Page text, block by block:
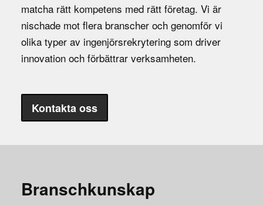
matcha rätt kompetens med rätt företag. Vi är
nischade mot flera branscher och genomför vi
olika typer av ingenjörsrekrytering som driver
innovation och förbättrar verksamheten.
Kontakta oss
Branschkunskap